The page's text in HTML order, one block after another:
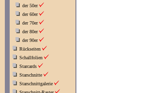
der 50er
der 60er
der 70er
der 80er
der 90er
Rückseiten
Schallfolien
Starcards
Starschnitte
Starschnittgalerie